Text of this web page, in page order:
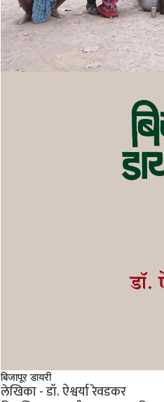
बिजापूर डायरी
लेखिका - डॉ. ऐश्वर्या रेवडकर